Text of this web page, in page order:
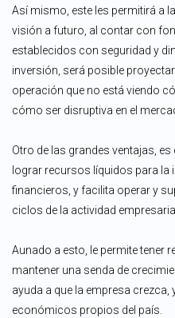
Así mismo, este les permitirá a
visión a futuro, al contar con
establecidos con seguridad y
inversión, será posible
operación que no está viendo
cómo ser disruptiva en el
Otro de las grandes ventajas, es
lograr recursos líquidos para la
financieros, y facilita operar y
ciclos de la actividad empresarial.
Aunado a esto, le permite tener
mantener una senda de
ayuda a que la empresa
económicos propios del país.